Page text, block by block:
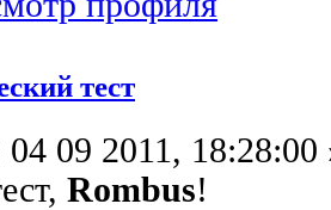
тест
04 09 2011, 18:28:00
Rombus!